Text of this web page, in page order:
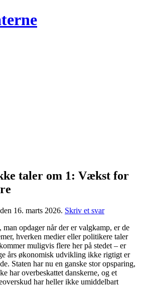
taler om 1: Vækst for
16. marts 2026. Skriv et svar
opdager når der er valgkamp, er de
hverken medier eller politikere taler
muligvis flere her på stedet – er
års økonomisk udvikling ikke rigtigt er
Staten har nu en ganske stor opsparing,
har overbeskattet danskerne, og et
har heller ikke umiddelbart